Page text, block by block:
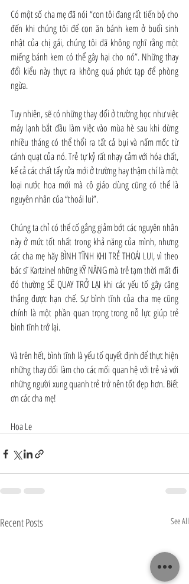
Có một số cha mẹ đã nói “con tôi đang rất tiến bộ cho
đến khi chúng tôi để con ăn bánh kem ở buổi sinh
nhật của chị gái, chúng tôi đã không nghĩ rằng một
miếng bánh kem có thể gây hại cho nó”. Những thay
đổi kiểu này thực ra không quá phức tạp để phòng
ngừa.
Tuy nhiên, sẽ có những thay đổi ở trường học như việc
máy lạnh bắt đầu làm việc vào mùa hè sau khi dừng
nhiều tháng có thể thổi ra tất cả bụi và nấm mốc từ
cánh quạt của nó. Trẻ tự kỷ rất nhạy cảm với hóa chất,
kể cả các chất tẩy rửa mới ở trường hay thậm chí là một
loại nước hoa mới mà cô giáo dùng cũng có thể là
nguyên nhân của “thoái lui”.
Chúng ta chỉ có thể cố gắng giảm bớt các nguyên nhân
này ở mức tốt nhất trong khả năng của mình, nhưng
các cha mẹ hãy BÌNH TĨNH KHI TRẺ THOÁI LUI, vì theo
bác sĩ Kartzinel những KỸ NĂNG mà trẻ tạm thời mất đi
đó thường SẼ QUAY TRỞ LẠI khi các yếu tố gây căng
thẳng được hạn chế. Sự bình tĩnh của cha mẹ cũng
chính là một phần quan trọng trong nỗ lực giúp trẻ
bình tĩnh trở lại.
Và trên hết, bình tĩnh là yếu tố quyết định để thực hiện
những thay đổi làm cho các mối quan hệ với trẻ và với
những người xung quanh trẻ trở nên tốt đẹp hơn. Biết
ơn các cha mẹ!
Hoa Le
Recent Posts See All